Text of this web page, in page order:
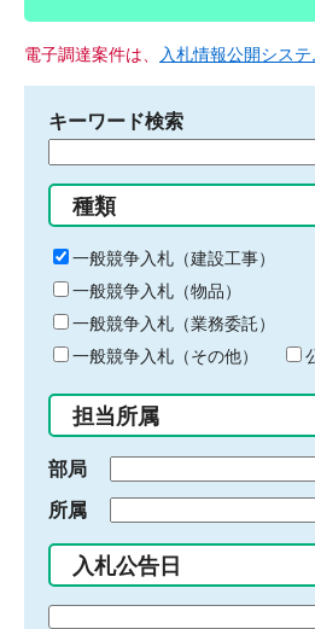
電子調達案件は、 入札情報公開システ
キーワード検索
る
キ
ー
ワ
ー
ド
入
力
種類
一般競争入札（建設工事）
一般競争入札（物品）
一般競争入札（業務委託）
一般競争入札（その他）
担当所属
部局
所属
入札公告日